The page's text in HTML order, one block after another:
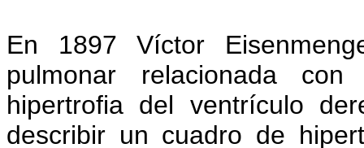
En 1897 Víctor
pulmonar relacionada
hipertrofia del ventrículo
describir un cuadro de